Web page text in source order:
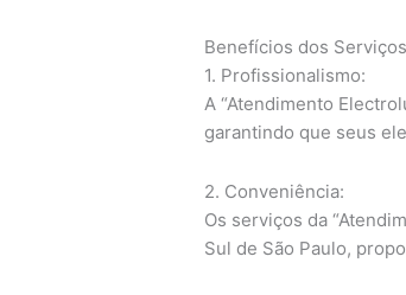
Benefícios dos
1. Profissionalismo:
A “Atendimento
garantindo que seus
2. Conveniência:
Os serviços da
Sul de São Paulo,